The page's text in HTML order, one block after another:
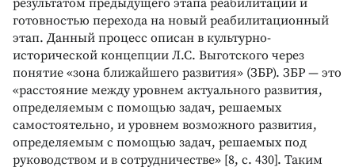
готовностью перехода на новый реабилитационный
этап. Данный процесс описан в культурно-
исторической концепции Л.С. Выготского через
понятие «зона ближайшего развития» (ЗБР). ЗБР — это
«расстояние между уровнем актуального развития,
определяемым с помощью задач, решаемых
самостоятельно, и уровнем возможного развития,
определяемым с помощью задач, решаемых под
руководством и в сотрудничестве» [8, с. 430]. Таким